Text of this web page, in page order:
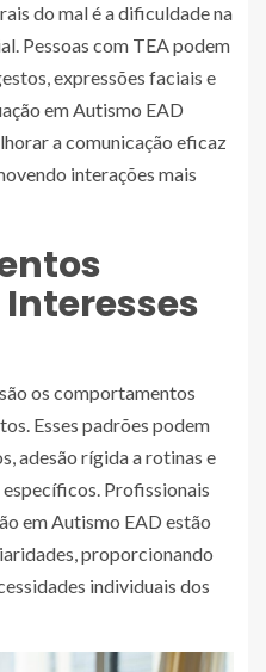
do mal é a dificuldade na
Pessoas com TEA podem
expressões faciais e
em Autismo EAD
a comunicação eficaz
interações mais
os comportamentos
Esses padrões podem
adesão rígida a rotinas e
Profissionais
em Autismo EAD estão
proporcionando
individuais dos